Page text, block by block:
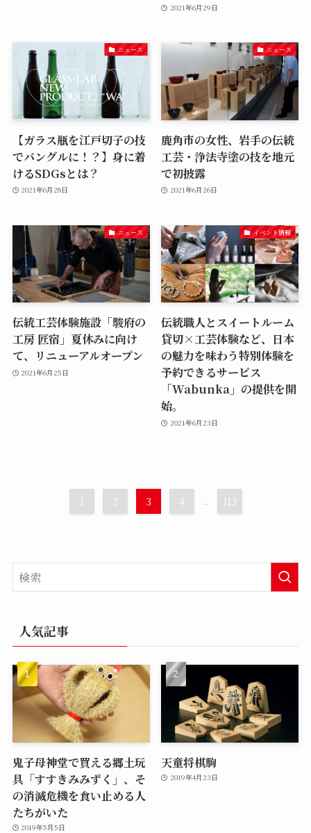
2021年6月29日
ニュース
【ガラス瓶を江戸切子の技
でバングルに！？】身に着
けるSDGsとは？
2021年6月28日
ニュース
鹿角市の女性、岩手の伝統
工芸・浄法寺塗の技を地元
で初披露
2021年6月26日
ニュース
伝統工芸体験施設「駿府の
工房 匠宿」夏休みに向け
て、リニューアルオープン
2021年6月25日
イベント情報
伝統職人とスイートルーム
貸切×工芸体験など、日本
の魅力を味わう特別体験を
予約できるサービス
「Wabunka」の提供を開
始。
2021年6月23日
1 2 3 4 ... 113
人気記事
鬼子母神堂で買える郷土玩
具「すすきみみずく」、そ
の消滅危機を食い止める人
たちがいた
2019年5月5日
天童将棋駒
2019年4月23日